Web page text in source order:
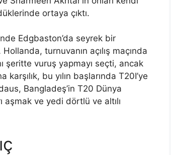
ortaya çıktı.
Edgbaston’da seyrek bir
turnuvanın açılış maçında
şeritte vuruş yapmayı seçti, ancak
bu yılın başlarında T20I’ye
Bangladeş’in T20 Dünya
aşmak ve yedi dörtlü ve altılı